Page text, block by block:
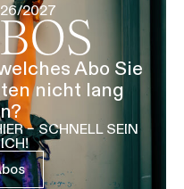
2027
Abo Sie
nicht lang
– SCHNELL SEIN